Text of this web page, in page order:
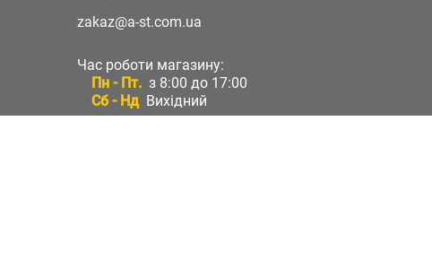
zakaz@a-st.com.ua
Час роботи магазину:
Пн - Пт. з 8:00 до 17:00
Сб - Нд Вихідний